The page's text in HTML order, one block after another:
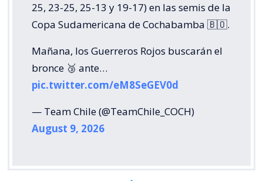
25, 23-25, 25-13 y 19-17) en las semis de la
Copa Sudamericana de Cochabamba 🇧🇴.
Mañana, los Guerreros Rojos buscarán el
bronce 🥉 ante…
pic.twitter.com/eM8SeGEV0d
— Team Chile (@TeamChile_COCH)
August 9, 2026